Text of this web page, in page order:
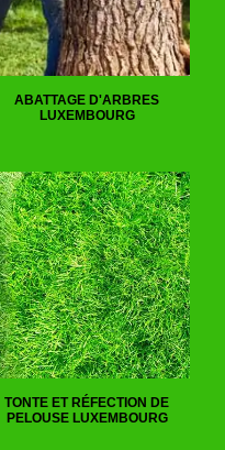
ABATTAGE D'ARBRES
LUXEMBOURG
TONTE ET RÉFECTION DE
PELOUSE LUXEMBOURG